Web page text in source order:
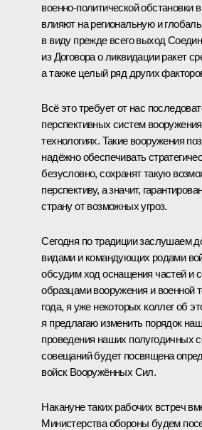
военно‑политической обстановки
влияют на региональную и
в виду прежде всего выход
из Договора о ликвидации ракет
а также целый ряд других
Всё это требует от нас
перспективных систем
технологиях. Такие вооружения
надёжно обеспечивать
безусловно, сохранят такую
перспективу, а значит,
страну от возможных угроз.
Сегодня по традиции заслушаем
видами и командующих родами
обсудим ход оснащения частей и
образцами вооружения и военной
года, я уже некоторых коллег об
я предлагаю изменить порядок
проведения наших полугодичных
совещаний будет посвящена
войск Вооружённых Сил.
Накануне таких рабочих встреч
Министерства обороны будем